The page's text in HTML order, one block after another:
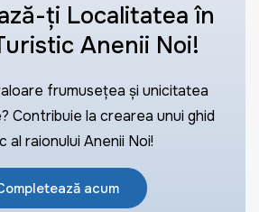
ți Localitatea în
Anenii Noi!
frumusețea și unicitatea
Contribuie la crearea unui ghid
al raionului Anenii Noi!
acum